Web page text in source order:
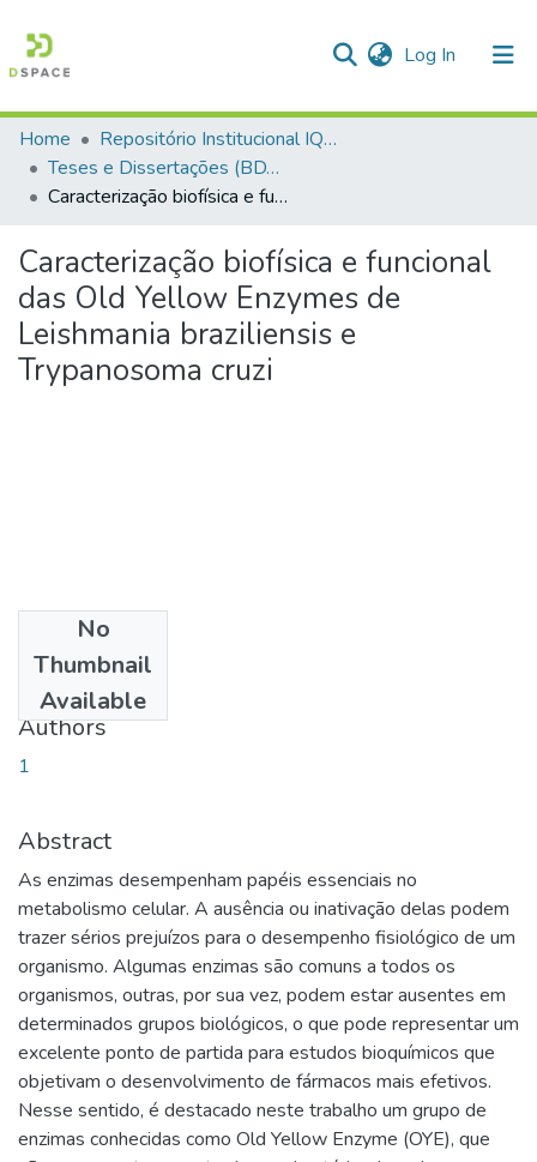
Log In (current)
Communities & Collections
All of DSpace
Statistics
Home
Repositório Institucional IQSC
Teses e Dissertações (BDTD USP)
Caracterização biofísica e funcional das Old Yellow Enzymes de Leishmania braziliensis e Trypanosoma cruzi
Caracterização biofísica e funcional
das Old Yellow Enzymes de
Leishmania braziliensis e
Trypanosoma cruzi
No
Thumbnail
Available
2019-08-21
Authors
1
Abstract
As enzimas desempenham papéis essenciais no
metabolismo celular. A ausência ou inativação delas podem
trazer sérios prejuízos para o desempenho fisiológico de um
organismo. Algumas enzimas são comuns a todos os
organismos, outras, por sua vez, podem estar ausentes em
determinados grupos biológicos, o que pode representar um
excelente ponto de partida para estudos bioquímicos que
objetivam o desenvolvimento de fármacos mais efetivos.
Nesse sentido, é destacado neste trabalho um grupo de
enzimas conhecidas como Old Yellow Enzyme (OYE), que